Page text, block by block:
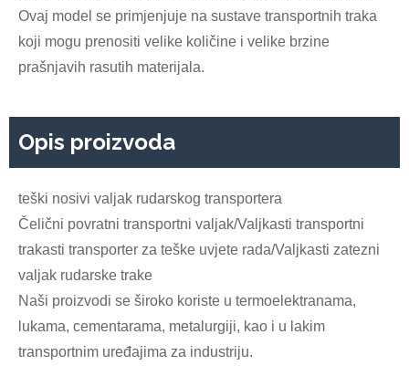
Ovaj model se primjenjuje na sustave transportnih traka
koji mogu prenositi velike količine i velike brzine
prašnjavih rasutih materijala.
Opis proizvoda
teški nosivi valjak rudarskog transportera
Čelični povratni transportni valjak/Valjkasti transportni
trakasti transporter za teške uvjete rada/Valjkasti zatezni
valjak rudarske trake
Naši proizvodi se široko koriste u termoelektranama,
lukama, cementarama, metalurgiji, kao i u lakim
transportnim uređajima za industriju.